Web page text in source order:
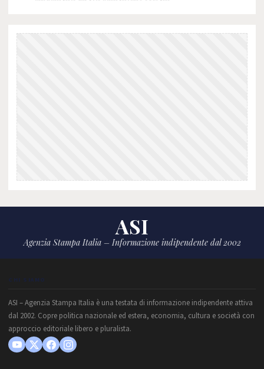
ASI
Agenzia Stampa Italia – Informazione indipendente dal 2002
CHI SIAMO
ASI – Agenzia Stampa Italia è una testata di informazione indipendente attiva
dal 2002. Copre politica nazionale ed estera, economia, cultura e società con
approccio editoriale libero e pluralista.